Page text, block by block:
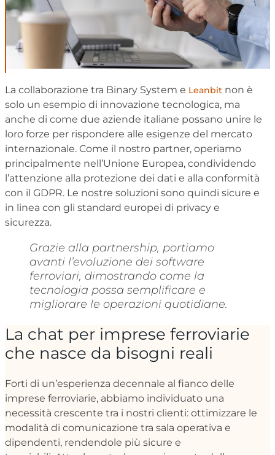
La collaborazione tra Binary System e Leanbit non è
solo un esempio di innovazione tecnologica, ma
anche di come due aziende italiane possano unire le
loro forze per rispondere alle esigenze del mercato
internazionale. Come il nostro partner, operiamo
principalmente nell’Unione Europea, condividendo
l’attenzione alla protezione dei dati e alla conformità
con il GDPR. Le nostre soluzioni sono quindi sicure e
in linea con gli standard europei di privacy e
sicurezza.
Grazie alla partnership, portiamo
avanti l’evoluzione dei software
ferroviari, dimostrando come la
tecnologia possa semplificare e
migliorare le operazioni quotidiane.
La chat per imprese ferroviarie
che nasce da bisogni reali
Forti di un’esperienza decennale al fianco delle
imprese ferroviarie, abbiamo individuato una
necessità crescente tra i nostri clienti: ottimizzare le
modalità di comunicazione tra sala operativa e
dipendenti, rendendole più sicure e